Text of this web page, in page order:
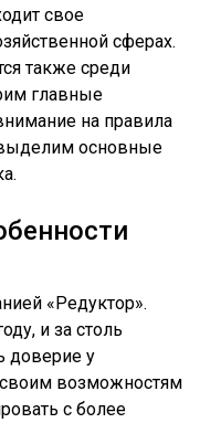
свое
сферах.
также среди
главные
на правила
основные
«Редуктор».
и за столь
доверие у
своим возможностям
с более